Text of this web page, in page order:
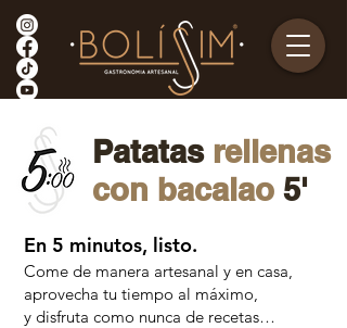
Patatas rellenas
con bacalao 5'
En 5 minutos, listo.
Come de manera artesanal y en casa,
aprovecha tu tiempo al máximo,
y disfruta como nunca de recetas…